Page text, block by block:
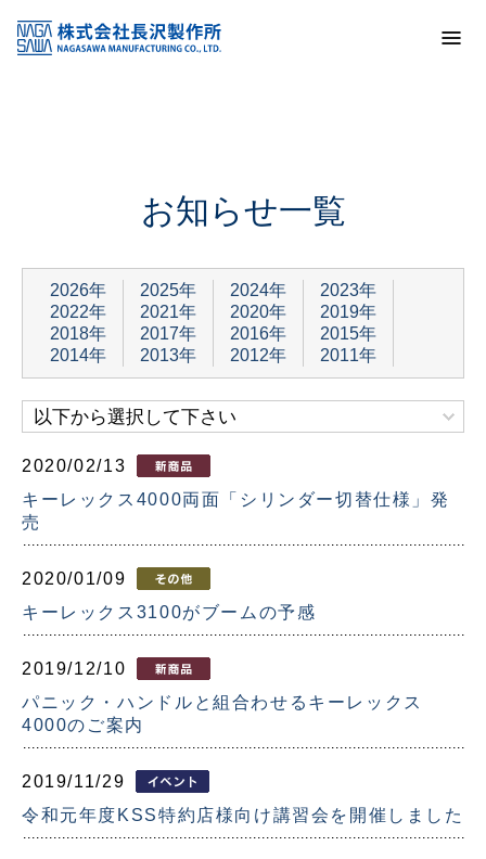
お知らせ一覧
お知らせ一覧
2026年 2025年 2024年
2023年
2022年
2021年 2020年
2019年
2018年
2017年 2016年
2015年
2014年
2013年 2012年 2011年
以下から選択して下さい
2020/02/13
キーレックス4000両面「シリンダー切替仕様」発
売
2020/01/09
キーレックス3100がブームの予感
2019/12/10
パニック・ハンドルと組合わせるキーレックス
4000のご案内
2019/11/29
令和元年度KSS特約店様向け講習会を開催しました